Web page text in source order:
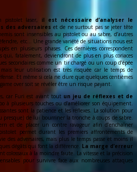
pistolet laser, il est nécessaire d’analyser le
des adversaires et de ne surtout pas se jeter tête
sont insensibles au pistolet ou au sabre, d’autres
etc… Une grande variété de situations nous est
en plusieurs phases. Ces dernières correspondent
qui, fatalement, deviendront de plus en plus coriaces
secondaires comme un tir chargé ou un coup d’épée
mais leur utilisation est très risquée car le temps de
Et même si cela ne dure que quelques centièmes
over soit se révéler être un risque payant.
car Furi est avant tout un jeu de réflexes et de
à plusieurs touches ou d’améliorer son équipement.
sont la patience et les réflexes. La solution pour
presque) de lui bourriner la tronche à coups de sabre.
et de placer un contre ravageur afin d’enchaîner
permet durant les premiers affrontements de
des adversaires, mais plus le temps passe et moins il
dégâts qui font la différence. La marge d’erreur
colossaux à la moindre faute. La vitesse et la précision
pour survivre face aux nombreuses attaques